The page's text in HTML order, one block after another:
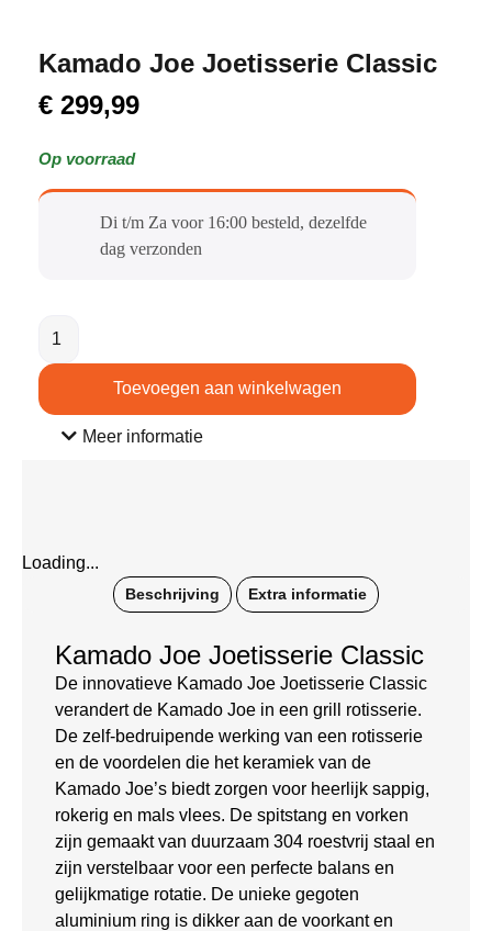
Kamado Joe Joetisserie Classic
€ 299,99
Op voorraad
Di t/m Za voor 16:00 besteld, dezelfde
dag verzonden​
Toevoegen aan winkelwagen
Meer informatie
Loading...
Beschrijving Extra informatie
Kamado Joe Joetisserie Classic
De innovatieve Kamado Joe Joetisserie Classic
verandert de Kamado Joe in een grill rotisserie.
De zelf-bedruipende werking van een rotisserie
en de voordelen die het keramiek van de
Kamado Joe’s biedt zorgen voor heerlijk sappig,
rokerig en mals vlees. De spitstang en vorken
zijn gemaakt van duurzaam 304 roestvrij staal en
zijn verstelbaar voor een perfecte balans en
gelijkmatige rotatie. De unieke gegoten
aluminium ring is dikker aan de voorkant en